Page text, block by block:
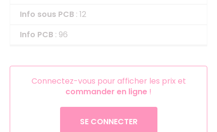
Info sous PCB : 12
Info PCB : 96
Connectez-vous pour afficher les prix et
commander en ligne !
SE CONNECTER